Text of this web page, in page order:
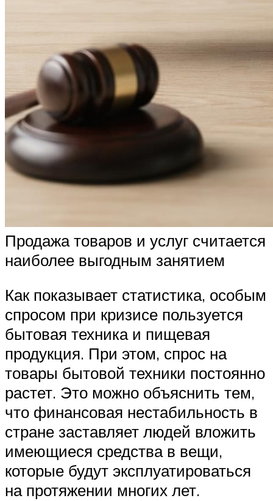
Продажа товаров и услуг считается
наиболее выгодным занятием
Как показывает статистика, особым
спросом при кризисе пользуется
бытовая техника и пищевая
продукция. При этом, спрос на
товары бытовой техники постоянно
растет. Это можно объяснить тем,
что финансовая нестабильность в
стране заставляет людей вложить
имеющиеся средства в вещи,
которые будут эксплуатироваться
на протяжении многих лет.